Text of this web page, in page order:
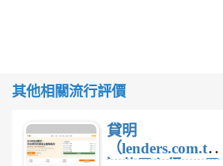
其他相關流行評價
貸明
（lenders.com.tw